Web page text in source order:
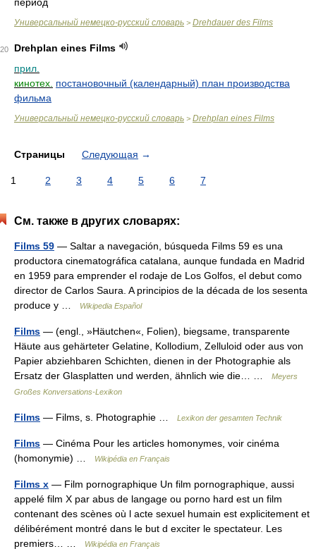
Универсальный немецко-русский словарь > Drehdauer des Films
20
Drehplan eines Films
прил.
кинотех. постановочный (календарный) план производства
фильма
Универсальный немецко-русский словарь > Drehplan eines Films
Страницы Следующая →
1 2 3 4 5 6 7
См. также в других словарях:
Films 59 — Saltar a navegación, búsqueda Films 59 es una
productora cinematográfica catalana, aunque fundada en Madrid
en 1959 para emprender el rodaje de Los Golfos, el debut como
director de Carlos Saura. A principios de la década de los sesenta
produce y …
Wikipedia Español
Films — (engl., »Häutchen«, Folien), biegsame, transparente
Häute aus gehärteter Gelatine, Kollodium, Zelluloid oder aus von
Papier abziehbaren Schichten, dienen in der Photographie als
Ersatz der Glasplatten und werden, ähnlich wie die… …
Meyers
Großes Konversations-Lexikon
Films — Films, s. Photographie … Lexikon der gesamten Technik
Films — Cinéma Pour les articles homonymes, voir cinéma
(homonymie) …
Wikipédia en Français
Films x — Film pornographique Un film pornographique, aussi
appelé film X par abus de langage ou porno hard est un film
contenant des scènes où l acte sexuel humain est explicitement et
délibérément montré dans le but d exciter le spectateur. Les
premiers… …
Wikipédia en Français